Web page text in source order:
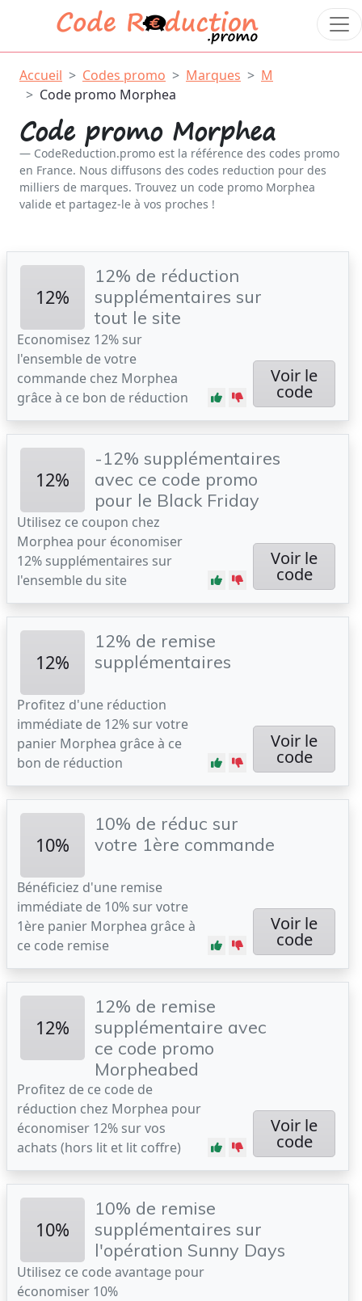
Accueil Codes promo Marques
M
Code promo Morphea
Code promo Morphea
CodeReduction.promo est la référence des codes promo
en France. Nous diffusons des codes reduction pour des
milliers de marques. Trouvez un code promo Morphea
valide et partagez-le à vos proches !
12%
12% de réduction
supplémentaires sur
tout le site
Economisez 12% sur
l'ensemble de votre
commande chez Morphea
grâce à ce bon de réduction
Voir le
code
12%
-12% supplémentaires
avec ce code promo
pour le Black Friday
Utilisez ce coupon chez
Morphea pour économiser
12% supplémentaires sur
l'ensemble du site
Voir le
code
12%
12% de remise
supplémentaires
Profitez d'une réduction
immédiate de 12% sur votre
panier Morphea grâce à ce
bon de réduction
Voir le
code
10%
10% de réduc sur
votre 1ère commande
Bénéficiez d'une remise
immédiate de 10% sur votre
1ère panier Morphea grâce à
ce code remise
Voir le
code
12%
12% de remise
supplémentaire avec
ce code promo
Morpheabed
Profitez de ce code de
réduction chez Morphea pour
économiser 12% sur vos
achats (hors lit et lit coffre)
Voir le
code
10%
10% de remise
supplémentaires sur
l'opération Sunny Days
Utilisez ce code avantage pour
économiser 10%